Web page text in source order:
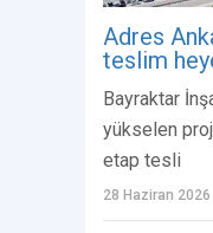
Adres
teslim
Bayraktar
yükselen
etap tesli
28 Haziran 2026